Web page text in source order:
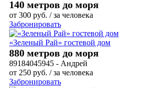
140 метров до моря
от 300 руб. / за человека
Забронировать
«Зеленый Рай» гостевой дом
880 метров до моря
89184045945 - Андрей
от 250 руб. / за человека
Забронировать